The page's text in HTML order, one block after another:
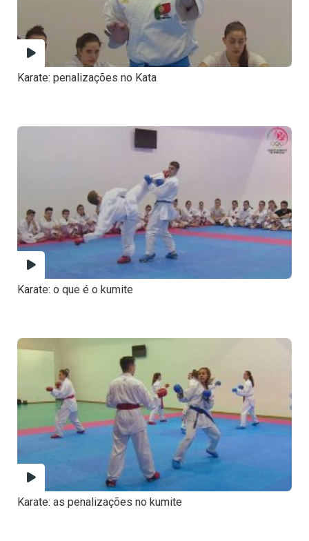
Karate: penalizações no Kata
Karate: o que é o kumite
Karate: as penalizações no kumite